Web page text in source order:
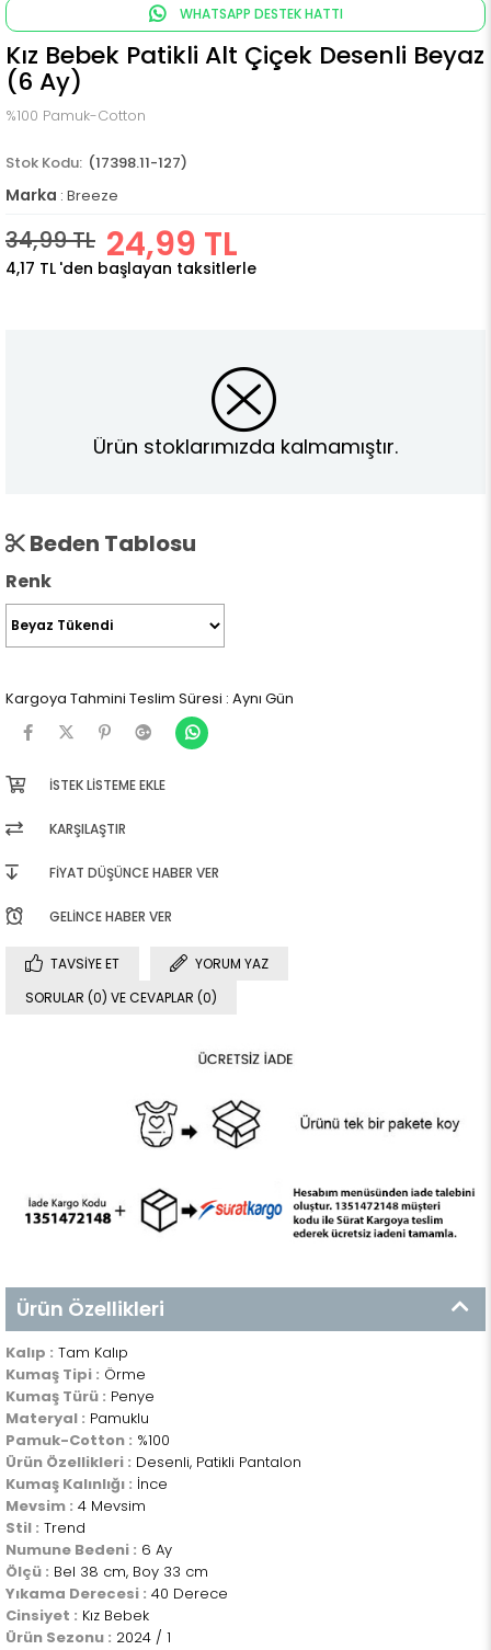
WHATSAPP DESTEK HATTI
Kız Bebek Patikli Alt Çiçek Desenli Beyaz
(6 Ay)
%100 Pamuk-Cotton
(17398.11-127)
Marka : Breeze
34,99 TL 24,99 TL
4,17 TL 'den başlayan taksitlerle
Ürün stoklarımızda kalmamıştır.
Beden Tablosu
Renk
Kargoya Tahmini Teslim Süresi : Aynı Gün
İSTEK LISTEME EKLE
KARŞILAŞTIR
FIYAT DÜŞÜNCE HABER VER
GELINCE HABER VER
TAVSIYE ET
YORUM YAZ
SORULAR (0) VE CEVAPLAR (0)
Ürün Özellikleri
Kalıp : Tam Kalıp
Kumaş Tipi : Örme
Kumaş Türü : Penye
Materyal : Pamuklu
Pamuk-Cotton : %100
Ürün Özellikleri : Desenli, Patikli Pantalon
Kumaş Kalınlığı : İnce
Mevsim : 4 Mevsim
Stil : Trend
Numune Bedeni : 6 Ay
Ölçü : Bel 38 cm, Boy 33 cm
Yıkama Derecesi : 40 Derece
Cinsiyet : Kız Bebek
Ürün Sezonu : 2024 / 1